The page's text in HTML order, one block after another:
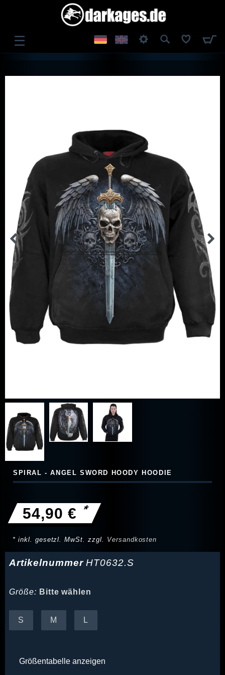
☰
SPIRAL - ANGEL SWORD HOODY HOODIE
54,90 € *
* inkl. gesetzl. MwSt. zzgl. Versandkosten
ArtikelnummerHT0632.S
Größe: Bitte wählen
S M L
Größentabelle anzeigen